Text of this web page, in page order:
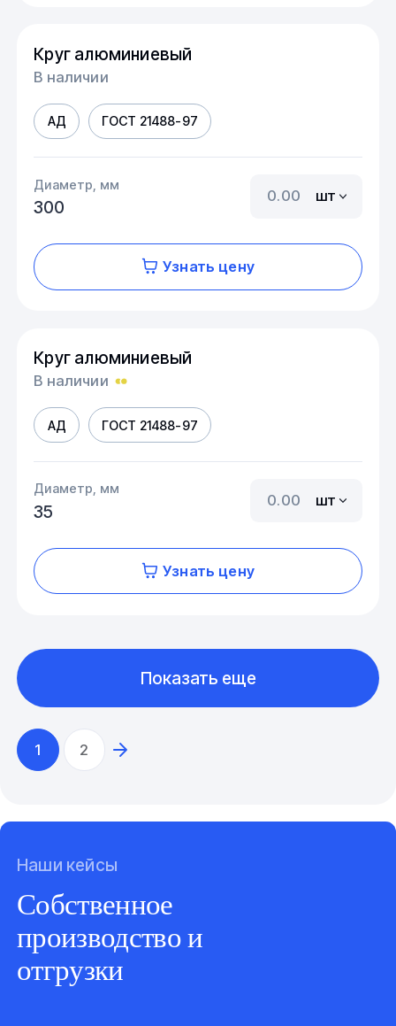
Круг алюминиевый
В наличии
АД ГОСТ 21488-97
Диаметр, мм
300
шт
Узнать цену
Круг алюминиевый
В наличии
АД ГОСТ 21488-97
Диаметр, мм
35
шт
Узнать цену
1 2
Показать еще
Наши кейсы
Собственное
производство и
отгрузки